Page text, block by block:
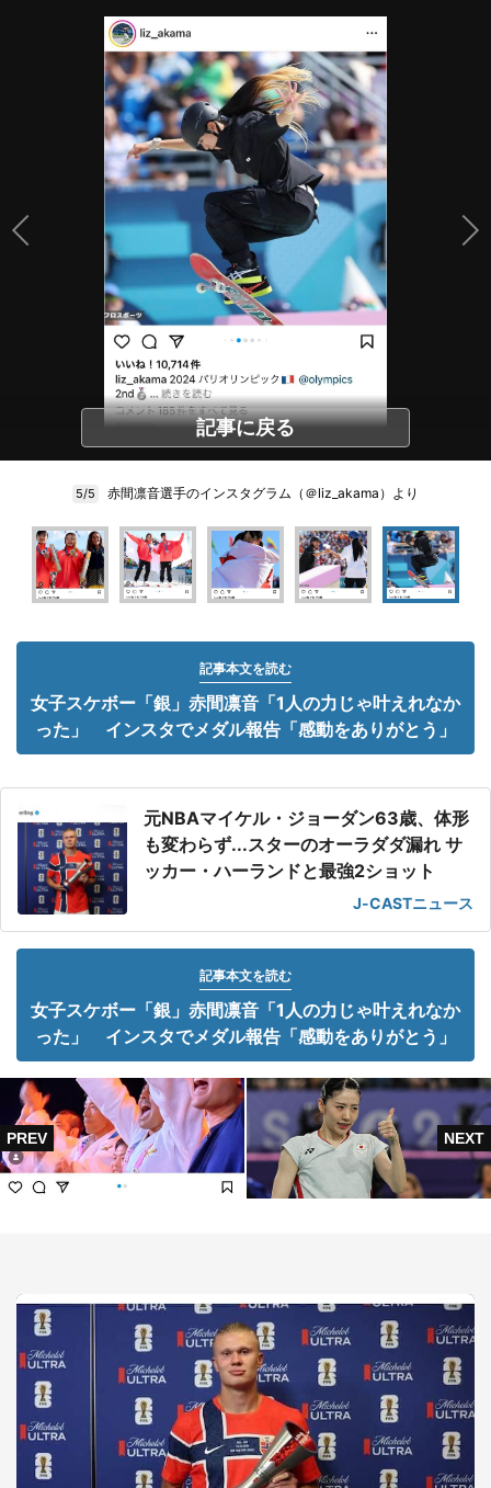
記事に戻る
5/5 赤間凛音選手のインスタグラム（＠liz_akama）より
記事本文を読む
女子スケボー「銀」赤間凛音「1人の力じゃ叶えれなか
った」 インスタでメダル報告「感動をありがとう」
元NBAマイケル・ジョーダン63歳、体形
も変わらず...スターのオーラダダ漏れ サ
ッカー・ハーランドと最強2ショット
J-CASTニュース
記事本文を読む
女子スケボー「銀」赤間凛音「1人の力じゃ叶えれなか
った」 インスタでメダル報告「感動をありがとう」